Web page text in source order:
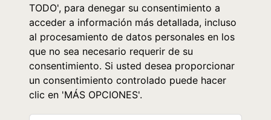
TODO', para denegar su consentimiento a
acceder a información más detallada, incluso
al procesamiento de datos personales en los
que no sea necesario requerir de su
consentimiento. Si usted desea proporcionar
un consentimiento controlado puede hacer
clic en 'MÁS OPCIONES'.